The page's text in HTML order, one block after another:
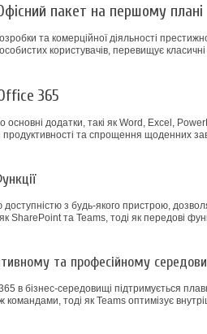
пакет на першому плані
та комерційної діяльності
користувачів, перевищує
365
додатки, такі як Word, Excel,
та спрощення щоденних
доступністю з будь-якого пристрою,
SharePoint та Teams, тоді як передові
та професійному
в бізнес-середовищі підтримується
тоді як Teams оптимізує